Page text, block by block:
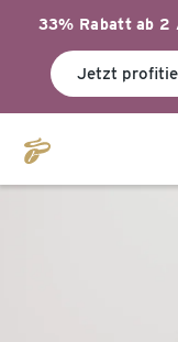
33% Rabatt ab 2
Jetzt